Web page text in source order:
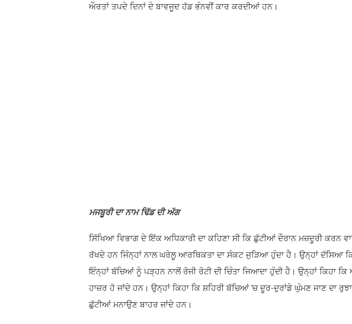
ਔਰਤਾਂ ਤਪਦੇ ਦਿਨਾਂ ਦੇ ਬਾਵਜੂਦ ਹੱਡ ਭੰਨਵੀਂ ਕਾਰ ਕਰਦੀਆਂ ਹਨ।
ਮਜਬੂਰੀ ਦਾ ਨਾਮ ਢਿੱਡ ਦੀ ਅੱਗ
ਸਿੱਖਿਆ ਵਿਭਾਗ ਦੇ ਇੱਕ ਅਧਿਕਾਰੀ ਦਾ ਕਹਿਣਾ ਸੀ ਕਿ ਛੁੱਟੀਆਂ ਦੌਰਾਨ ਮਜ਼ਦੂਰੀ ਕਰਨ
ਰੱਖਦੇ ਹਨ ਜਿੰਨ੍ਹਾਂ ਨਾਲ ਘਰੇਲੂ ਆਰਥਿਕਤਾ ਦਾ ਸੰਕਟ ਜੁੜਿਆ ਹੁੰਦਾ ਹੈ। ਉਨ੍ਹਾਂ ਦੱਸਿਆ
ਇੰਨ੍ਹਾਂ ਬੱਚਿਆਂ ਨੂੰ ਪੜ੍ਹਨ ਨਾਲੋਂ ਰੋਜੀ ਰੋਟੀ ਦੀ ਚਿੰਤਾ ਜਿਆਦਾ ਹੁੰਦੀ ਹੈ। ਉਨ੍ਹਾਂ ਕਿਹਾ
ਹਾਜ਼ਰ ਹੋ ਜਾਂਦੇ ਹਨ। ਉਨ੍ਹਾਂ ਕਿਹਾ ਕਿ ਸ਼ਹਿਰੀ ਬੱਚਿਆਂ ’ਚ ਦੂਰ-ਦੁਰਾਂਡੇ ਘੁੰਮਣ ਜਾਣ ਦਾ
ਛੁੱਟੀਆਂ ਮਨਾਉਣ ਬਾਹਰ ਜਾਂਦੇ ਹਨ।